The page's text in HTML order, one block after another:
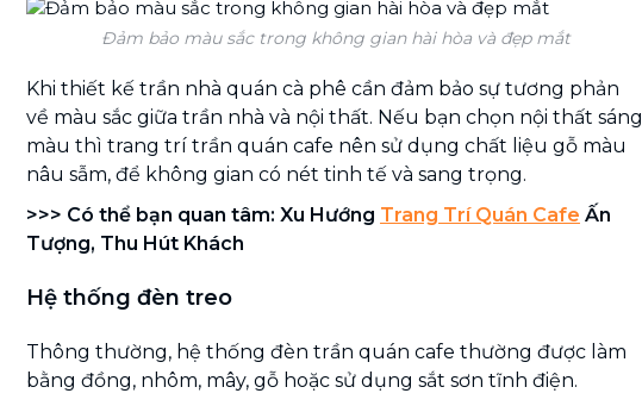
Đảm bảo màu sắc trong không gian hài hòa và đẹp mắt
Khi thiết kế trần nhà quán cà phê cần đảm bảo sự tương phản
về màu sắc giữa trần nhà và nội thất. Nếu bạn chọn nội thất sáng
màu thì trang trí trần quán cafe nên sử dụng chất liệu gỗ màu
nâu sẫm, để không gian có nét tinh tế và sang trọng.
>>> Có thể bạn quan tâm: Xu Hướng Trang Trí Quán Cafe Ấn
Tượng, Thu Hút Khách
Hệ thống đèn treo
Thông thường, hệ thống đèn trần quán cafe thường được làm
bằng đồng, nhôm, mây, gỗ hoặc sử dụng sắt sơn tĩnh điện.